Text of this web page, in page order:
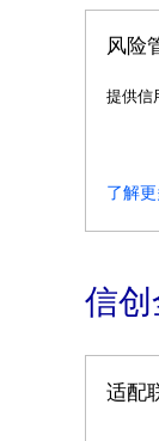
风险
提供信
了解
信
适配